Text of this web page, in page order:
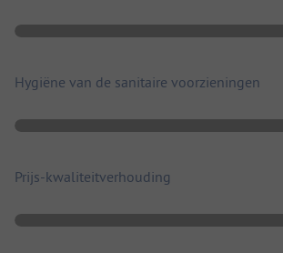
Hygiëne van de sanitaire voorzieningen
Prijs-kwaliteitverhouding